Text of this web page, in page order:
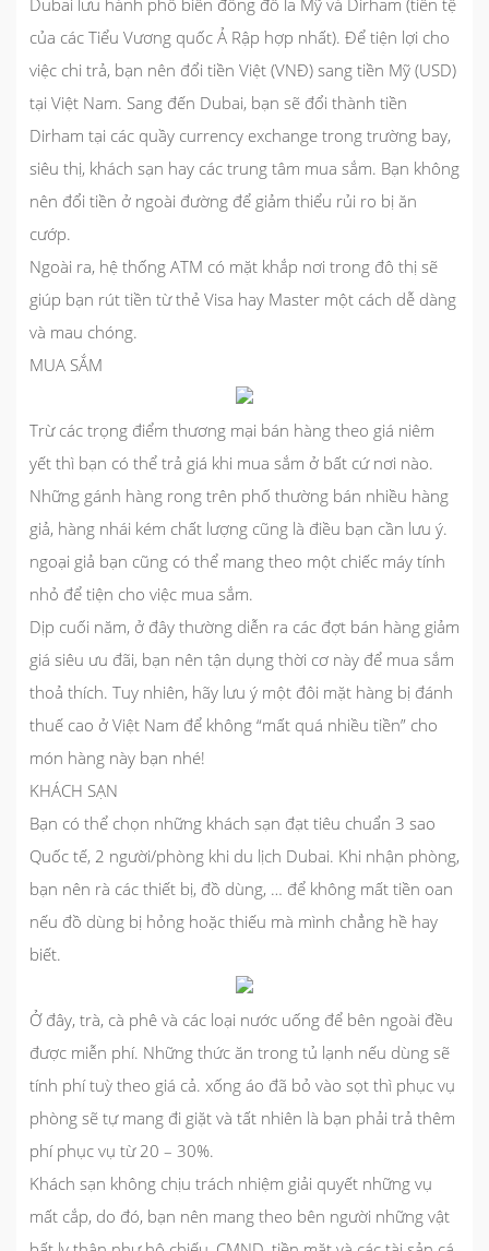
Dubai lưu hành phổ biến đồng đô la Mỹ và Dirham (tiền tệ
của các Tiểu Vương quốc Ả Rập hợp nhất). Để tiện lợi cho
việc chi trả, bạn nên đổi tiền Việt (VNĐ) sang tiền Mỹ (USD)
tại Việt Nam. Sang đến Dubai, bạn sẽ đổi thành tiền
Dirham tại các quầy currency exchange trong trường bay,
siêu thị, khách sạn hay các trung tâm mua sắm. Bạn không
nên đổi tiền ở ngoài đường để giảm thiểu rủi ro bị ăn
cướp.
Ngoài ra, hệ thống ATM có mặt khắp nơi trong đô thị sẽ
giúp bạn rút tiền từ thẻ Visa hay Master một cách dễ dàng
và mau chóng.
MUA SẮM
Trừ các trọng điểm thương mại bán hàng theo giá niêm
yết thì bạn có thể trả giá khi mua sắm ở bất cứ nơi nào.
Những gánh hàng rong trên phố thường bán nhiều hàng
giả, hàng nhái kém chất lượng cũng là điều bạn cần lưu ý.
ngoại giả bạn cũng có thể mang theo một chiếc máy tính
nhỏ để tiện cho việc mua sắm.
Dịp cuối năm, ở đây thường diễn ra các đợt bán hàng giảm
giá siêu ưu đãi, bạn nên tận dụng thời cơ này để mua sắm
thoả thích. Tuy nhiên, hãy lưu ý một đôi mặt hàng bị đánh
thuế cao ở Việt Nam để không “mất quá nhiều tiền” cho
món hàng này bạn nhé!
KHÁCH SẠN
Bạn có thể chọn những khách sạn đạt tiêu chuẩn 3 sao
Quốc tế, 2 người/phòng khi du lịch Dubai. Khi nhận phòng,
bạn nên rà các thiết bị, đồ dùng, … để không mất tiền oan
nếu đồ dùng bị hỏng hoặc thiếu mà mình chẳng hề hay
biết.
Ở đây, trà, cà phê và các loại nước uống để bên ngoài đều
được miễn phí. Những thức ăn trong tủ lạnh nếu dùng sẽ
tính phí tuỳ theo giá cả. xống áo đã bỏ vào sọt thì phục vụ
phòng sẽ tự mang đi giặt và tất nhiên là bạn phải trả thêm
phí phục vụ từ 20 – 30%.
Khách sạn không chịu trách nhiệm giải quyết những vụ
mất cắp, do đó, bạn nên mang theo bên người những vật